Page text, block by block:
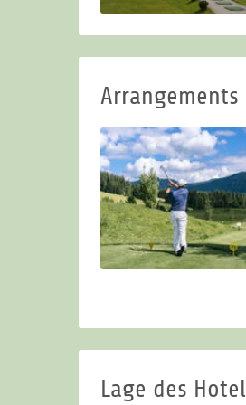
Arrangements
Lage des